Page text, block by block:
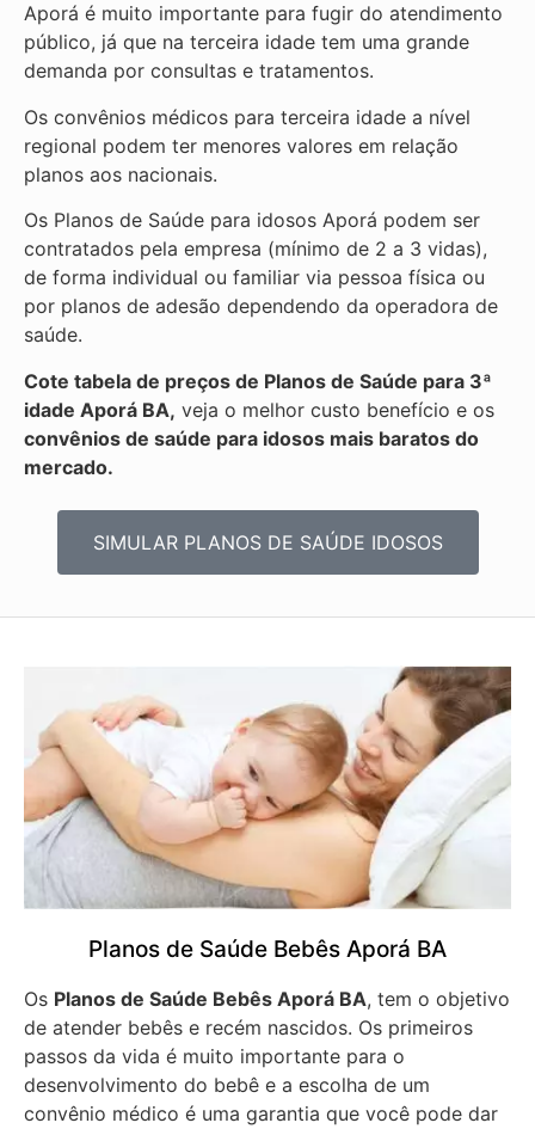
Aporá é muito importante para fugir do atendimento
público, já que na terceira idade tem uma grande
demanda por consultas e tratamentos.
Os convênios médicos para terceira idade a nível
regional podem ter menores valores em relação
planos aos nacionais.
Os Planos de Saúde para idosos Aporá podem ser
contratados pela empresa (mínimo de 2 a 3 vidas),
de forma individual ou familiar via pessoa física ou
por planos de adesão dependendo da operadora de
saúde.
Cote tabela de preços de Planos de Saúde para 3ª
idade Aporá BA, veja o melhor custo benefício e os
convênios de saúde para idosos mais baratos do
mercado.
SIMULAR PLANOS DE SAÚDE IDOSOS
Planos de Saúde Bebês Aporá BA
Os Planos de Saúde Bebês Aporá BA, tem o objetivo
de atender bebês e recém nascidos. Os primeiros
passos da vida é muito importante para o
desenvolvimento do bebê e a escolha de um
convênio médico é uma garantia que você pode dar